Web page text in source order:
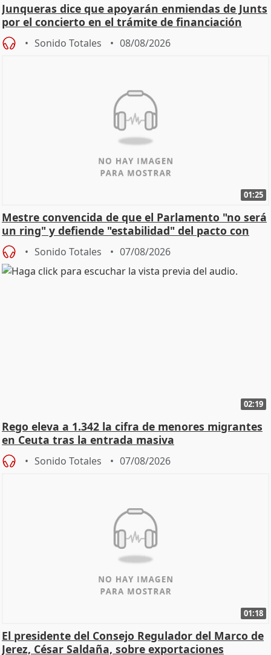
Junqueras dice que apoyarán enmiendas de Junts
por el concierto en el trámite de financiación
Sonido Totales 08/08/2026
01:25
Mestre convencida de que el Parlamento "no será
un ring" y defiende "estabilidad" del pacto con
Vox
Sonido Totales 07/08/2026
02:19
Rego eleva a 1.342 la cifra de menores migrantes
en Ceuta tras la entrada masiva
Sonido Totales 07/08/2026
01:18
El presidente del Consejo Regulador del Marco de
Jerez, César Saldaña, sobre exportaciones